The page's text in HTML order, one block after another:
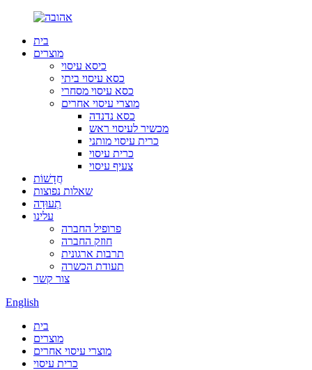
בית
מוצרים
כיסא עיסוי
כסא עיסוי ביתי
כסא עיסוי מסחרי
מוצרי עיסוי אחרים
כסא נדנדה
מכשיר לעיסוי ראש
כרית עיסוי מותני
כרית עיסוי
צעיף עיסוי
חֲדָשׁוֹת
שאלות נפוצות
תְעוּדָה
עלינו
פרופיל החברה
חוזק החברה
תרבות ארגונית
תעודת הכשרה
צור קשר
English
בית
מוצרים
מוצרי עיסוי אחרים
כרית עיסוי